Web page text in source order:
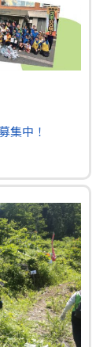
集中！